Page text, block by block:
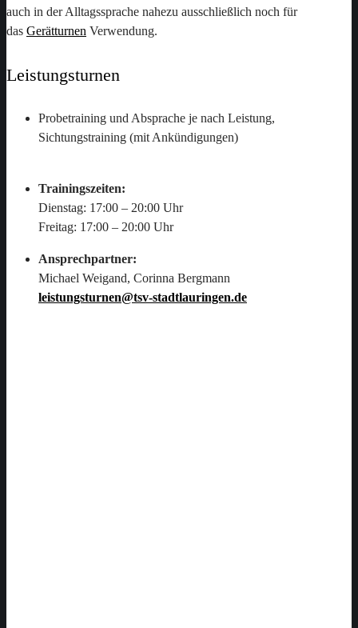
auch in der Alltagssprache nahezu ausschließlich noch für
das Gerätturnen Verwendung.
Leistungsturnen
Probetraining und Absprache je nach Leistung,
Sichtungstraining (mit Ankündigungen)
Trainingszeiten:
Dienstag: 17:00 – 20:00 Uhr
Freitag: 17:00 – 20:00 Uhr
Ansprechpartner:
Michael Weigand, Corinna Bergmann
leistungsturnen@tsv-stadtlauringen.de